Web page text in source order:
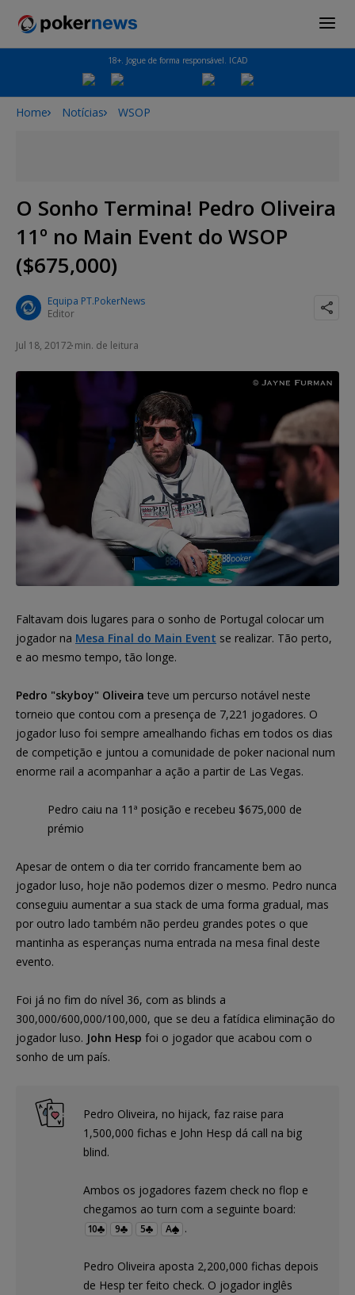
18+. Jogue de forma responsável. ICAD
Home Notícias WSOP
O Sonho Termina! Pedro Oliveira
11º no Main Event do WSOP
($675,000)
Equipa PT.PokerNews
Editor
Jul 18, 20172 min. de leitura
Faltavam dois lugares para o sonho de Portugal colocar um
jogador na Mesa Final do Main Event se realizar. Tão perto,
e ao mesmo tempo, tão longe.
Pedro "skyboy" Oliveira teve um percurso notável neste
torneio que contou com a presença de 7,221 jogadores. O
jogador luso foi sempre amealhando fichas em todos os dias
de competição e juntou a comunidade de poker nacional num
enorme rail a acompanhar a ação a partir de Las Vegas.
Pedro caiu na 11ª posição e recebeu $675,000 de
prémio
Apesar de ontem o dia ter corrido francamente bem ao
jogador luso, hoje não podemos dizer o mesmo. Pedro nunca
conseguiu aumentar a sua stack de uma forma gradual, mas
por outro lado também não perdeu grandes potes o que
mantinha as esperanças numa entrada na mesa final deste
evento.
Foi já no fim do nível 36, com as blinds a
300,000/600,000/100,000, que se deu a fatídica eliminação do
jogador luso. John Hesp foi o jogador que acabou com o
sonho de um país.
Pedro Oliveira, no hijack, faz raise para
1,500,000 fichas e John Hesp dá call na big
blind.
Ambos os jogadores fazem check no flop e
chegamos ao turn com a seguinte board:
10 9 5 A .
Pedro Oliveira aposta 2,200,000 fichas depois
de Hesp ter feito check. O jogador inglês